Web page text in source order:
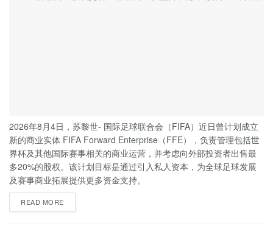
2026年8月4日，苏黎世- 国际足球联合会（FIFA）近日曾计划成立
新的商业实体 FIFA Forward Enterprise（FFE），负责管理包括世
界杯及其他国际赛事相关的商业运营，并考虑向外部投资者出售最
多20%的股权。该计划目标是通过引入私人资本，为全球足球发展
及赛事商业拓展提供更多资金支持。
READ MORE